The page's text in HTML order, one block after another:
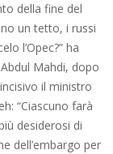
della fine del
un tetto, i russi
l’Opec?” ha
Mahdi, dopo
il ministro
“Ciascuno farà
desiderosi di
dell’embargo per